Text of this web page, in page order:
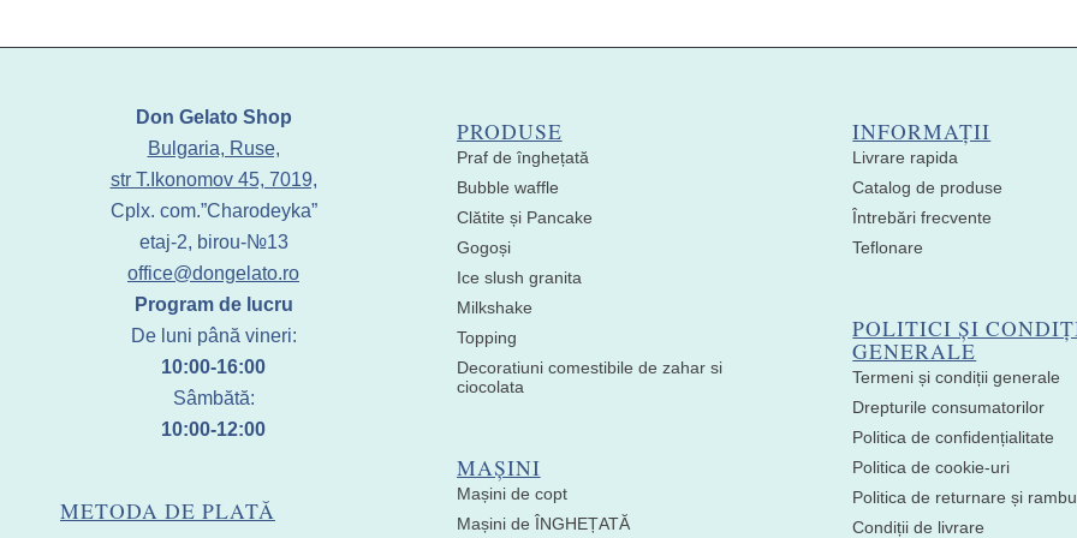
Don Gelato Shop
Bulgaria, Ruse,
str T.Ikonomov 45, 7019,
Cplx. com.”Charodeyka”
etaj-2, birou-№13
office@dongelato.ro
Program de lucru
De luni până vineri:
10:00-16:00
Sâmbătă:
10:00-12:00
METODA DE PLATĂ
PRODUSE
Praf de înghețată
Bubble waffle
Clătite și Pancake
Gogoși
Ice slush granita
Milkshake
Topping
Decoratiuni comestibile de zahar si
ciocolata
MAȘINI
Mașini de copt
Mașini de ÎNGHEȚATĂ
INFORMAȚII
Livrare rapida
Catalog de produse
Întrebări frecvente
Teflonare
POLITICI ȘI
GENERALE
Termeni și condiții generale
Drepturile consumatorilor
Politica de confidențialitate
Politica de cookie-uri
Politica de returnare și
Condiții de livrare